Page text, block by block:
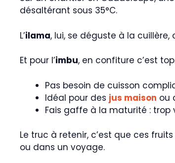
désaltérant sous 35°C.
L’ilama, lui, se déguste à la
Et pour l’imbu, en confiture c’est
Pas besoin de cuisson
Idéal pour des jus maison ou
Fais gaffe à la maturité : trop
Le truc à retenir, c’est que ces
ou dans un voyage.